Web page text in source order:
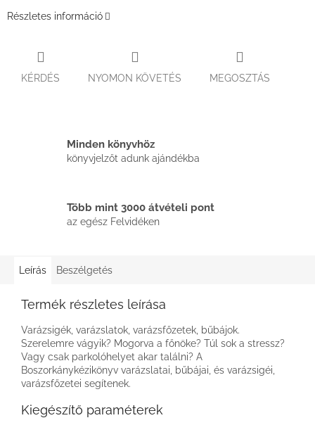
Részletes információ
KÉRDÉS NYOMON KÖVETÉS MEGOSZTÁS
Minden könyvhöz
könyvjelzőt adunk ajándékba
Több mint 3000 átvételi pont
az egész Felvidéken
Leírás Beszélgetés
Termék részletes leírása
Varázsigék, varázslatok, varázsfőzetek, bűbájok.
Szerelemre vágyik? Mogorva a főnöke? Túl sok a stressz?
Vagy csak parkolóhelyet akar találni? A
Boszorkánykézikönyv varázslatai, bűbájai, és varázsigéi,
varázsfőzetei segítenek.
Kiegészítő paraméterek